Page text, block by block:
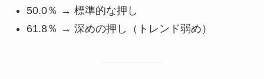
50.0％ → 標準的な押し
61.8％ → 深めの押し（トレンド弱め）